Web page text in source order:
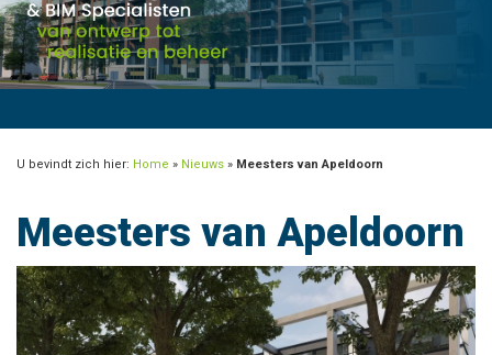
U bevindt zich hier: Home » Nieuws » Meesters van Apeldoorn
Meesters van Apeldoorn